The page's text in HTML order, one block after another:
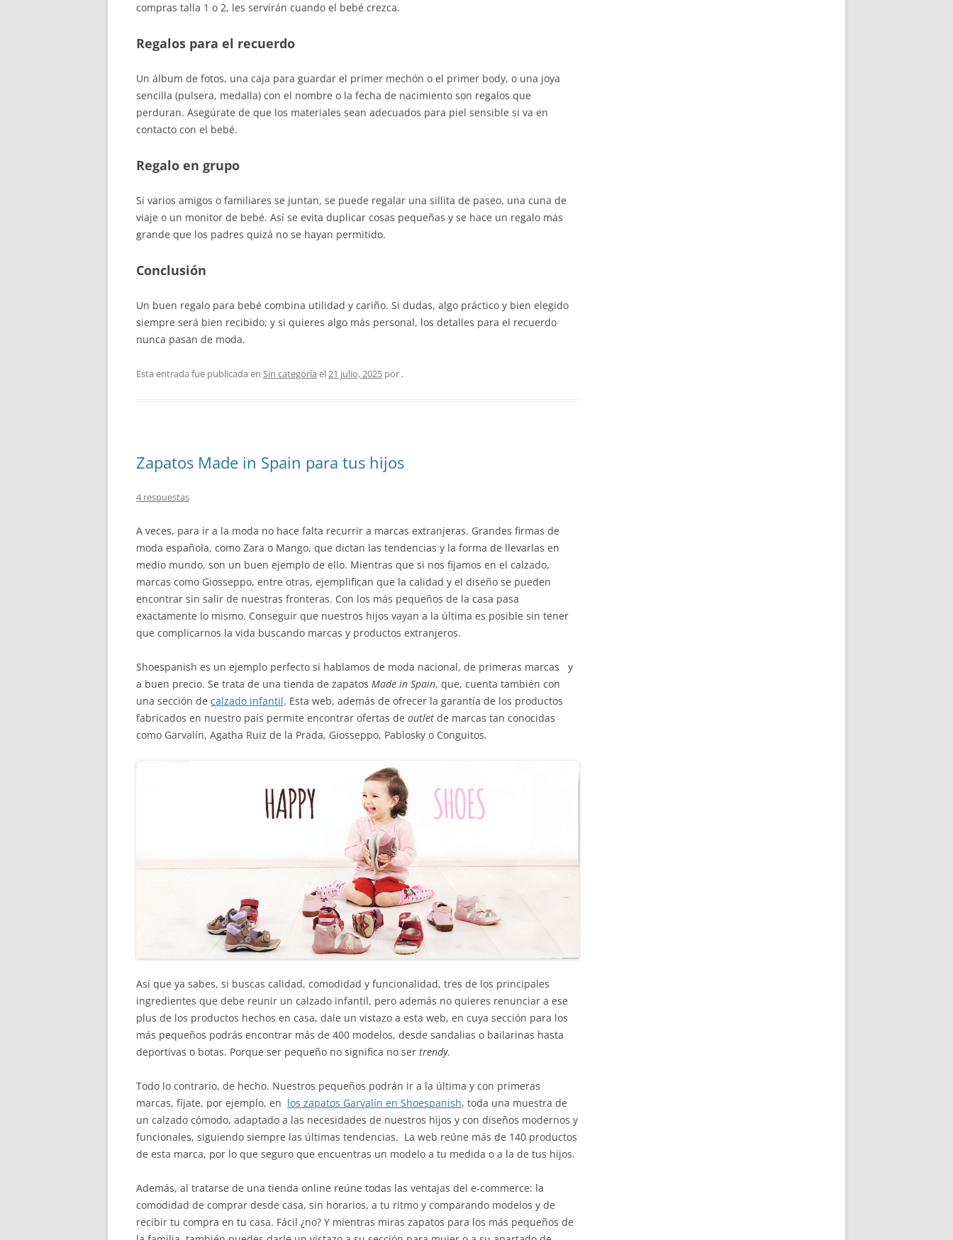
compras talla 1 o 2, les servirán cuando el bebé crezca.
Regalos para el recuerdo
Un álbum de fotos, una caja para guardar el primer mechón o el primer body, o una joya
sencilla (pulsera, medalla) con el nombre o la fecha de nacimiento son regalos que
perduran. Asegúrate de que los materiales sean adecuados para piel sensible si va en
contacto con el bebé.
Regalo en grupo
Si varios amigos o familiares se juntan, se puede regalar una sillita de paseo, una cuna de
viaje o un monitor de bebé. Así se evita duplicar cosas pequeñas y se hace un regalo más
grande que los padres quizá no se hayan permitido.
Conclusión
Un buen regalo para bebé combina utilidad y cariño. Si dudas, algo práctico y bien elegido
siempre será bien recibido; y si quieres algo más personal, los detalles para el recuerdo
nunca pasan de moda.
Esta entrada fue publicada en Sin categoría el21 julio, 2025 por .
Zapatos Made in Spain para tus hijos
4 respuestas
A veces, para ir a la moda no hace falta recurrir a marcas extranjeras. Grandes firmas de
moda española, como Zara o Mango, que dictan las tendencias y la forma de llevarlas en
medio mundo, son un buen ejemplo de ello. Mientras que si nos fijamos en el calzado,
marcas como Giosseppo, entre otras, ejemplifican que la calidad y el diseño se pueden
encontrar sin salir de nuestras fronteras. Con los más pequeños de la casa pasa
exactamente lo mismo. Conseguir que nuestros hijos vayan a la última es posible sin tener
que complicarnos la vida buscando marcas y productos extranjeros.
Shoespanish es un ejemplo perfecto si hablamos de moda nacional, de primeras marcas y
a buen precio. Se trata de una tienda de zapatos Made in Spain, que, cuenta también con
una sección de calzado infantil. Esta web, además de ofrecer la garantía de los productos
fabricados en nuestro país permite encontrar ofertas de outlet de marcas tan conocidas
como Garvalín, Agatha Ruiz de la Prada, Giosseppo, Pablosky o Conguitos.
Así que ya sabes, si buscas calidad, comodidad y funcionalidad, tres de los principales
ingredientes que debe reunir un calzado infantil, pero además no quieres renunciar a ese
plus de los productos hechos en casa, dale un vistazo a esta web, en cuya sección para los
más pequeños podrás encontrar más de 400 modelos, desde sandalias o bailarinas hasta
deportivas o botas. Porque ser pequeño no significa no ser trendy.
Todo lo contrario, de hecho. Nuestros pequeños podrán ir a la última y con primeras
marcas, fíjate, por ejemplo, en los zapatos Garvalín en Shoespanish, toda una muestra de
un calzado cómodo, adaptado a las necesidades de nuestros hijos y con diseños modernos y
funcionales, siguiendo siempre las últimas tendencias. La web reúne más de 140 productos
de esta marca, por lo que seguro que encuentras un modelo a tu medida o a la de tus hijos.
Además, al tratarse de una tienda online reúne todas las ventajas del e-commerce: la
comodidad de comprar desde casa, sin horarios, a tu ritmo y comparando modelos y de
recibir tu compra en tu casa. Fácil ¿no? Y mientras miras zapatos para los más pequeños de